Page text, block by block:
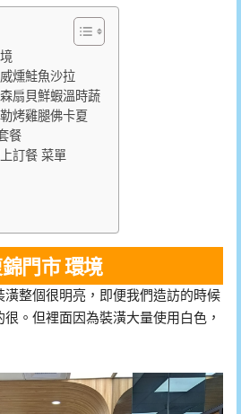
燻鮭魚沙拉
扇貝鮮蝦溫時蔬
烤雞腿佛卡夏
餐
訂餐 菜單
門市 環境
潢整個很明亮，即便我們造訪的時候
。但裡面因為裝潢大量使用白色，